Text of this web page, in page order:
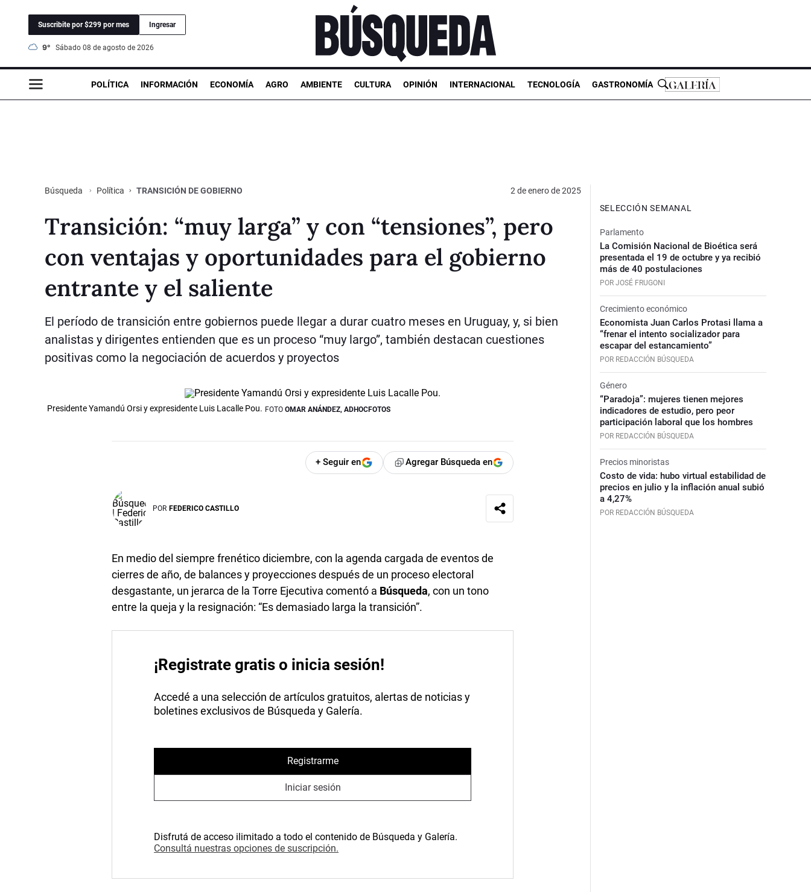
Suscribite por $299 por mes Ingresar
9° sábado 08 de agosto de 2026
POLÍTICA INFORMACIÓN ECONOMÍA AGRO AMBIENTE CULTURA OPINIÓN INTERNACIONAL TECNOLOGÍA GASTRONOMÍA
Búsqueda Política TRANSICIÓN DE GOBIERNO 2 de enero de 2025
Transición: “muy larga” y con “tensiones”, pero
con ventajas y oportunidades para el gobierno
entrante y el saliente
El período de transición entre gobiernos puede llegar a durar cuatro meses en Uruguay, y, si bien
analistas y dirigentes entienden que es un proceso “muy largo”, también destacan cuestiones
positivas como la negociación de acuerdos y proyectos
Presidente Yamandú Orsi y expresidente Luis Lacalle Pou. FOTO OMAR ANÁNDEZ, ADHOCFOTOS
+ Seguir en Agregar Búsqueda en
POR FEDERICO CASTILLO
En medio del siempre frenético diciembre, con la agenda cargada de eventos de
cierres de año, de balances y proyecciones después de un proceso electoral
desgastante, un jerarca de la Torre Ejecutiva comentó a Búsqueda, con un tono
entre la queja y la resignación: “Es demasiado larga la transición”.
¡Registrate gratis o inicia sesión!
Accedé a una selección de artículos gratuitos, alertas de noticias y
boletines exclusivos de Búsqueda y Galería.
Registrarme
Iniciar sesión
Disfrutá de acceso ilimitado a todo el contenido de Búsqueda y Galería.
Consultá nuestras opciones de suscripción.
SELECCIÓN SEMANAL
Parlamento
La Comisión Nacional de Bioética será
presentada el 19 de octubre y ya recibió
más de 40 postulaciones
POR JOSÉ FRUGONI
Crecimiento económico
Economista Juan Carlos Protasi llama a
“frenar el intento socializador para
escapar del estancamiento”
POR REDACCIÓN BÚSQUEDA
Género
“Paradoja”: mujeres tienen mejores
indicadores de estudio, pero peor
participación laboral que los hombres
POR REDACCIÓN BÚSQUEDA
Precios minoristas
Costo de vida: hubo virtual estabilidad de
precios en julio y la inflación anual subió
a 4,27%
POR REDACCIÓN BÚSQUEDA